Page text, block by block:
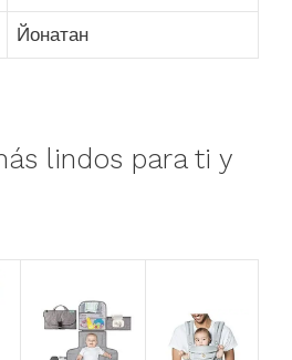
Йонатан
lindos para ti y